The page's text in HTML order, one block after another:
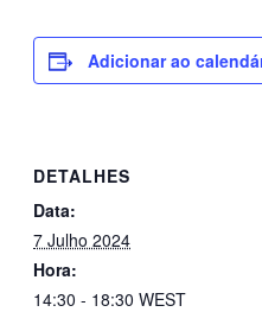
Adicionar ao
DETALHES
Data:
7 Julho 2024
Hora:
14:30 - 18:30 WEST